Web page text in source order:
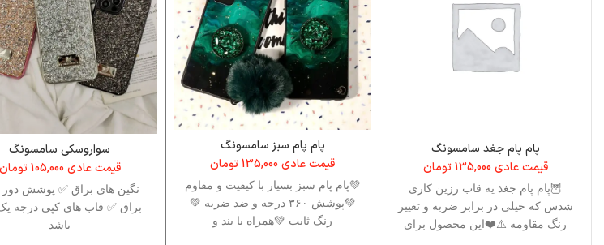
پام پام جغد سامسونگ
قیمت عادی135,000 تومان
🦉پام پام جغذ یه قاب رزین کاری
شدس که خیلی در برابر ضربه و تغییر
رنگ مقاومه ⚠️❤️این محصول برای
پام پام سبز سامسونگ
قیمت عادی135,000 تومان
💚پام پام سبز بسیار با کیفیت و مقاوم
💚پوشش ۳۶۰ درجه و ضد ضربه 💚
رنگ ثابت 💚همراه با بند و
سواروسکی سامسونگ
قیمت عادی105,000 تومان
نگین های براق ✅ پوشش
براق ✅ قاب های کپی درجه
باشد